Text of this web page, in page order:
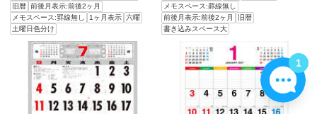
旧暦 前後月表示:前後2ヶ月
メモスペース:罫線無し
1ヶ月表示 六曜
土曜日色分け
メモスペース:罫線無し
前後月表示:前後2ヶ月
旧暦
書き込みスペース大
1